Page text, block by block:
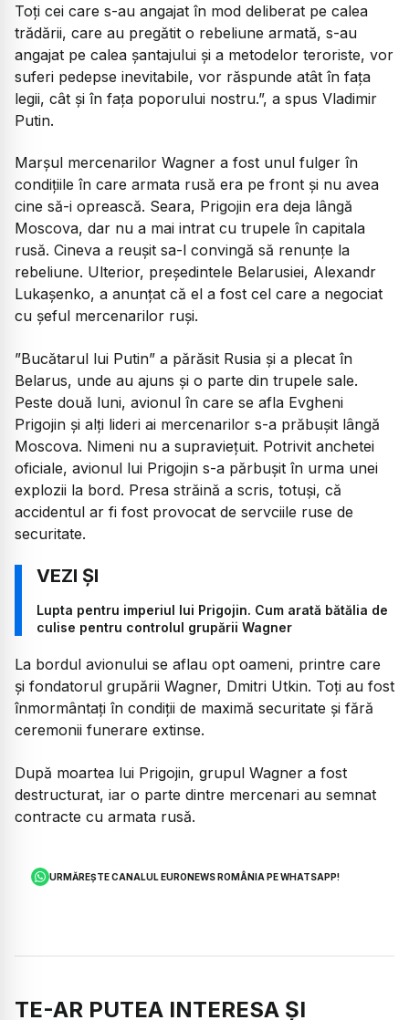
Toți cei care s-au angajat în mod deliberat pe calea
trădării, care au pregătit o rebeliune armată, s-au
angajat pe calea șantajului și a metodelor teroriste, vor
suferi pedepse inevitabile, vor răspunde atât în fața
legii, cât și în fața poporului nostru.”, a spus Vladimir
Putin.
Marșul mercenarilor Wagner a fost unul fulger în
condițiile în care armata rusă era pe front și nu avea
cine să-i oprească. Seara, Prigojin era deja lângă
Moscova, dar nu a mai intrat cu trupele în capitala
rusă. Cineva a reușit sa-l convingă să renunțe la
rebeliune. Ulterior, președintele Belarusiei, Alexandr
Lukașenko, a anunțat că el a fost cel care a negociat
cu șeful mercenarilor ruși.
”Bucătarul lui Putin” a părăsit Rusia și a plecat în
Belarus, unde au ajuns și o parte din trupele sale.
Peste două luni, avionul în care se afla Evgheni
Prigojin și alți lideri ai mercenarilor s-a prăbușit lângă
Moscova. Nimeni nu a supraviețuit. Potrivit anchetei
oficiale, avionul lui Prigojin s-a părbușit în urma unei
explozii la bord. Presa străină a scris, totuși, că
accidentul ar fi fost provocat de servciile ruse de
securitate.
Lupta pentru imperiul lui Prigojin. Cum arată bătălia de
culise pentru controlul grupării Wagner
La bordul avionului se aflau opt oameni, printre care
și fondatorul grupării Wagner, Dmitri Utkin. Toți au fost
înmormântați în condiții de maximă securitate și fără
ceremonii funerare extinse.
După moartea lui Prigojin, grupul Wagner a fost
destructurat, iar o parte dintre mercenari au semnat
contracte cu armata rusă.
URMĂREȘTE CANALUL EURONEWS ROMÂNIA PE WHATSAPP!
TE-AR PUTEA INTERESA ȘI